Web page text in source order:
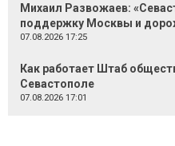
Михаил Развожаев:
поддержку Москвы и
07.08.2026 17:25
Как работает Штаб
Севастополе
07.08.2026 17:01